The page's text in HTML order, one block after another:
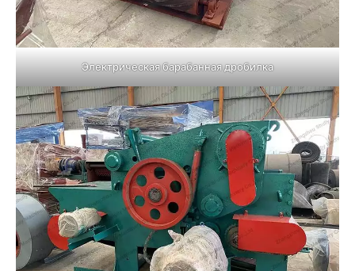
Электрическая барабанная дробилка